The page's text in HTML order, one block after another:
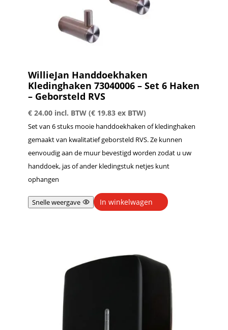
WillieJan Handdoekhaken
Kledinghaken 73040006 – Set 6 Haken
– Geborsteld RVS
€24.00 incl. BTW (€19.83ex BTW)
Set van 6 stuks mooie handdoekhaken of kledinghaken
gemaakt van kwalitatief geborsteld RVS. Ze kunnen
eenvoudig aan de muur bevestigd worden zodat u uw
handdoek, jas of ander kledingstuk netjes kunt
ophangen
Snelle weergave In winkelwagen